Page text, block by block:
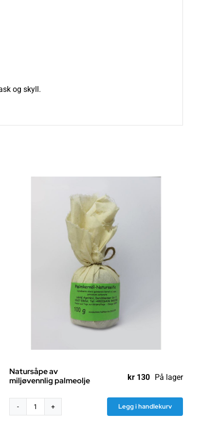
og skyll.
Natursåpe av
miljøvennlig palmeolje
kr 130 På lager
Natursåpe
Legg i handlekurv